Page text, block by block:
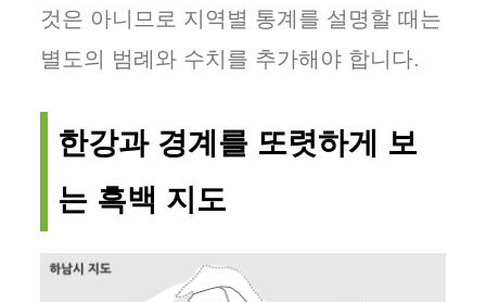
것은 아니므로 지역별 통계를 설명할 때는
별도의 범례와 수치를 추가해야 합니다.
한강과 경계를 또렷하게 보
는 흑백 지도